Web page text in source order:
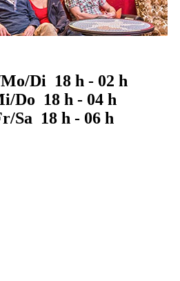
Di 18 h - 02 h
Do 18 h - 04 h
Sa 18 h - 06 h